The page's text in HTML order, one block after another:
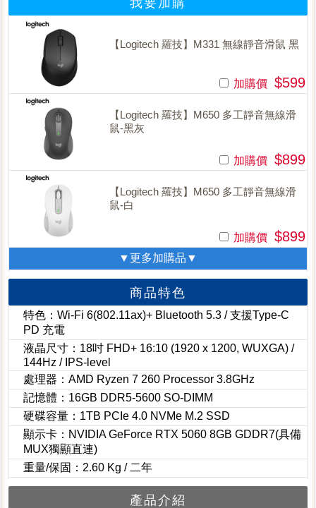
【Logitech 羅技】M331 無線靜音滑鼠 黑
加購價 $599
【Logitech 羅技】M650 多工靜音無線滑
鼠-黑灰
加購價 $899
【Logitech 羅技】M650 多工靜音無線滑
鼠-白
加購價 $899
▼更多加購品▼
商品特色
特色：Wi-Fi 6(802.11ax)+ Bluetooth 5.3 / 支援Type-C
PD 充電
液晶尺寸：18吋 FHD+ 16:10 (1920 x 1200, WUXGA) /
144Hz / IPS-level
處理器：AMD Ryzen 7 260 Processor 3.8GHz
記憶體：16GB DDR5-5600 SO-DIMM
硬碟容量：1TB PCIe 4.0 NVMe M.2 SSD
顯示卡：NVIDIA GeForce RTX 5060 8GB GDDR7(具備
MUX獨顯直連)
重量/保固：2.60 Kg / 二年
產品介紹